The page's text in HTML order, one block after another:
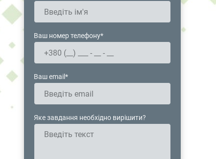
Ваш номер телефону*
Ваш email*
Яке завдання необхідно вирішити?